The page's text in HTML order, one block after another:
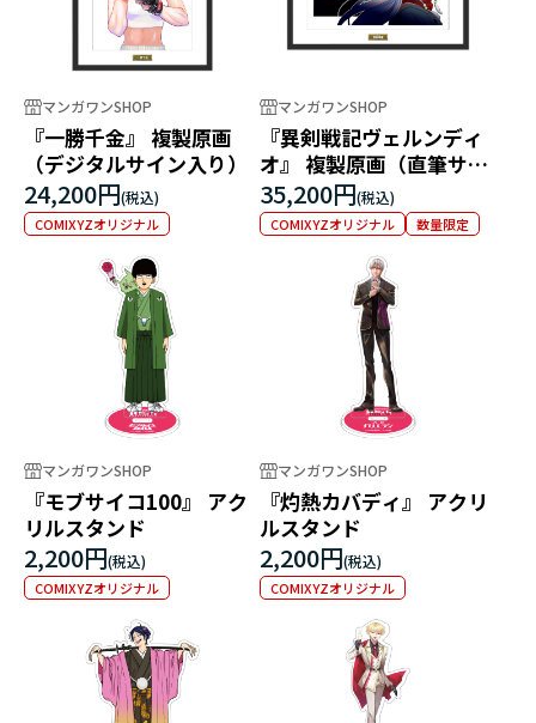
マンガワンSHOP
『一勝千金』 複製原画
（デジタルサイン入り）
24,200円
COMIXYZオリジナル
マンガワンSHOP
『異剣戦記ヴェルンディ
オ』 複製原画（直筆サイ
ン入）
35,200円
COMIXYZオリジナル 数量限定
マンガワンSHOP
『モブサイコ100』 アク
リルスタンド
2,200円
COMIXYZオリジナル
マンガワンSHOP
『灼熱カバディ』 アクリ
ルスタンド
2,200円
COMIXYZオリジナル